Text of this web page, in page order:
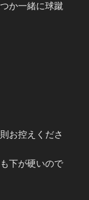
か一緒に球蹴
お控えくださ
下が硬いので